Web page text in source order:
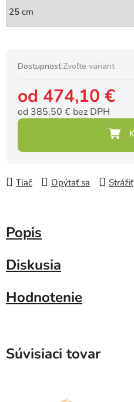
Dostupnosť:Zvoľte variant
od 474,10 €
od 385,50 € bez DPH
Tlač Opýtať sa Strážiť
Popis
Diskusia
Hodnotenie
Súvisiaci tovar